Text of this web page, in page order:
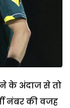
के अंदाज से तो
नंबर की वजह